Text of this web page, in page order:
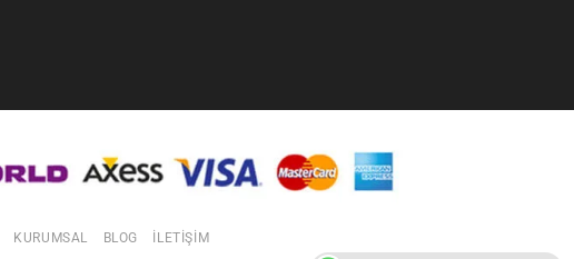
KURUMSAL BLOG İLETIŞIM